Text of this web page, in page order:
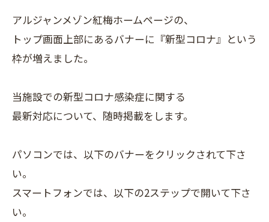
アルジャンメゾン紅梅ホームページの、
トップ画面上部にあるバナーに『新型コロナ』という
枠が増えました。
当施設での新型コロナ感染症に関する
最新対応について、随時掲載をします。
パソコンでは、以下のバナーをクリックされて下さ
い。
スマートフォンでは、以下の2ステップで開いて下さ
い。